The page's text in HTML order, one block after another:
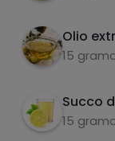
Olio
15
Succo
15
cuocere
carboidrati